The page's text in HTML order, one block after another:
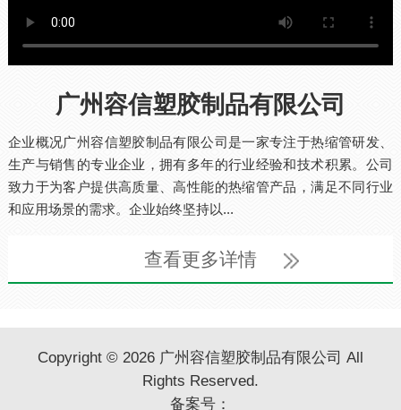
广州容信塑胶制品有限公司
企业概况广州容信塑胶制品有限公司是一家专注于热缩管研发、
生产与销售的专业企业，拥有多年的行业经验和技术积累。公司
致力于为客户提供高质量、高性能的热缩管产品，满足不同行业
和应用场景的需求。企业始终坚持以...
查看更多详情
Copyright © 2026 广州容信塑胶制品有限公司 All
Rights Reserved.
备案号：